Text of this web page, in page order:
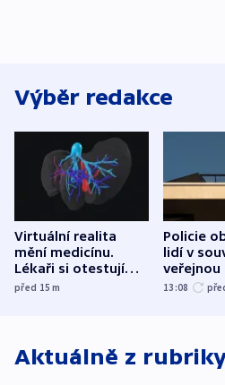
Výběr redakce
Virtuální realita
mění medicínu.
Lékaři si otestují
každý řez, říká
před 15m
Policie
lidí v
veřejnou
Správy
13:08
Aktuálně z